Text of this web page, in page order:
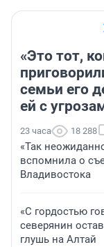
«Это тот,
семьи его
ей с
23 часа 18 288
«Так
вспомнила о
Владивостока
«С гордостью
северянин
глушь на Алтай